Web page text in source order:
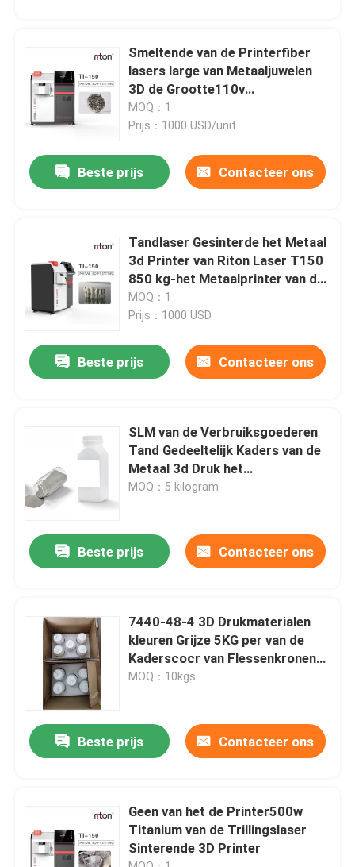
Producten
Over ons
Fabrieksreis
Contacteer ons
nieuws
Alle Gevallen
3D Printer van het lasermetaal
Tandmetaal 3D Printer
Smeltende van de Printerfiber
lasers large van Metaaljuwelen
3D de Grootte110v
Galvanometer
MOQ：1
Prijs：1000 USD/unit
Beste prijs Contacteer ons
Tandlaser Gesinterde het Metaal
3d Printer van Riton Laser T150
850 kg-het Metaalprinter van de
Titaniumlaser
MOQ：1
Prijs：1000 USD
Beste prijs Contacteer ons
SLM van de Verbruiksgoederen
Tand Gedeeltelijk Kaders van de
Metaal 3d Druk het
Metaalpoeder voor Industrieel
MOQ：5 kilogram
Beste prijs Contacteer ons
7440-48-4 3D Drukmaterialen
kleuren Grijze 5KG per van de
Kaderscocr van Flessenkronen
Tand het Metaalpoeder
MOQ：10kgs
Beste prijs Contacteer ons
Geen van het de Printer500w
Titanium van de Trillingslaser
Sinterende 3D Printer